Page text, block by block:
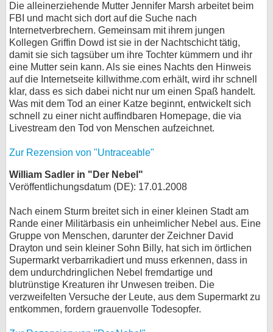
Die alleinerziehende Mutter Jennifer Marsh arbeitet beim
FBI und macht sich dort auf die Suche nach
Internetverbrechern. Gemeinsam mit ihrem jungen
Kollegen Griffin Dowd ist sie in der Nachtschicht tätig,
damit sie sich tagsüber um ihre Tochter kümmern und ihr
eine Mutter sein kann. Als sie eines Nachts den Hinweis
auf die Internetseite killwithme.com erhält, wird ihr schnell
klar, dass es sich dabei nicht nur um einen Spaß handelt.
Was mit dem Tod an einer Katze beginnt, entwickelt sich
schnell zu einer nicht auffindbaren Homepage, die via
Livestream den Tod von Menschen aufzeichnet.
Zur Rezension von "Untraceable"
William Sadler in "Der Nebel"
Veröffentlichungsdatum (DE): 17.01.2008
Nach einem Sturm breitet sich in einer kleinen Stadt am
Rande einer Militärbasis ein unheimlicher Nebel aus. Eine
Gruppe von Menschen, darunter der Zeichner David
Drayton und sein kleiner Sohn Billy, hat sich im örtlichen
Supermarkt verbarrikadiert und muss erkennen, dass in
dem undurchdringlichen Nebel fremdartige und
blutrünstige Kreaturen ihr Unwesen treiben. Die
verzweifelten Versuche der Leute, aus dem Supermarkt zu
entkommen, fordern grauenvolle Todesopfer.